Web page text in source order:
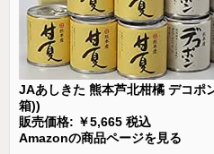
JAあしきた 熊本芦北柑橘 デコポ
箱))
販売価格: ￥5,665 税込
Amazonの商品ページを見る